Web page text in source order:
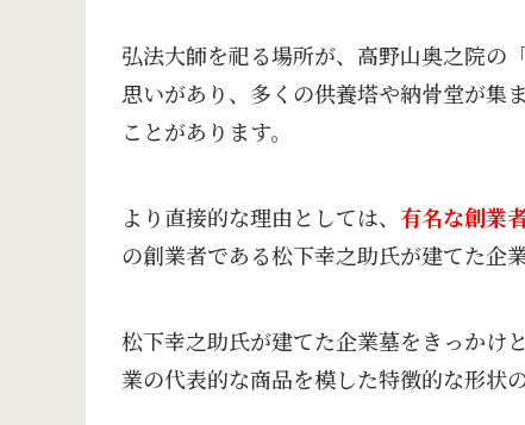
弘法大師を祀る場所が、高野山奥之院の
思いがあり、多くの供養塔や納骨堂が集
ことがあります。
より直接的な理由としては、 有名な創業
の創業者である松下幸之助氏が建てた企業
松下幸之助氏が建てた企業墓をきっかけ
業の代表的な商品を模した特徴的な形状